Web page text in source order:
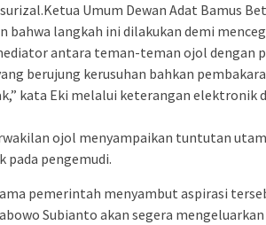
Umum Dewan Adat Bamus
bahwa langkah ini dilakukan demi
antara teman-teman ojol dengan
berujung kerusuhan bahkan
kata Eki melalui keterangan elektronik
ojol menyampaikan tuntutan
pada pengemudi.
pemerintah menyambut aspirasi
Subianto akan segera